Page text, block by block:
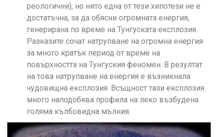
реологични); но нито една от тези хипотези не е
достатъчна, за да обясни огромната енергия,
генерирана по време на Тунгуската експлозия.
Разказите сочат натрупване на огромна енергия
за много кратък период от време на
повърхността на Тунгуския феномен. В резултат
на това натрупване на енергия е възникнала
чудовищна експлозия. Всъщност тази експлозия
много наподобява профила на леко възбудена
голяма кълбовидна мълния.